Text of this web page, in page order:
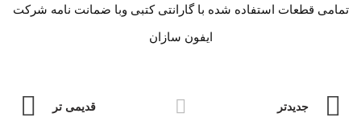
تمامی قطعات استفاده شده با گارانتی کتبی وبا ضمانت نامه شرکت
ایفون سازان
جدیدتر قدیمی تر